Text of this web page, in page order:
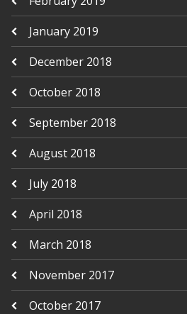
January 2019
December 2018
October 2018
September 2018
August 2018
July 2018
April 2018
March 2018
November 2017
October 2017